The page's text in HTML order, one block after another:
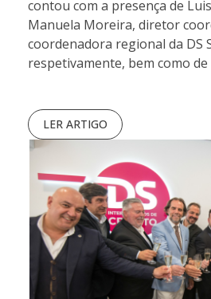
contou com a presença de
Manuela Moreira, diretor
coordenadora regional da DS
respetivamente, bem como
LER ARTIGO